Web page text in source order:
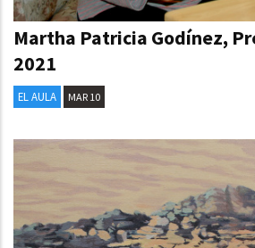
Martha Patricia Godínez,
2021
EL AULA MAR 10